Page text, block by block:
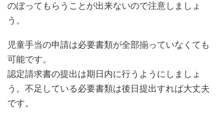
のぼってもらうことが出来ないので注意しましょ
う。
児童手当の申請は必要書類が全部揃っていなくても
可能です。
認定請求書の提出は期日内に行うようにしましょ
う。不足している必要書類は後日提出すれば大丈夫
です。